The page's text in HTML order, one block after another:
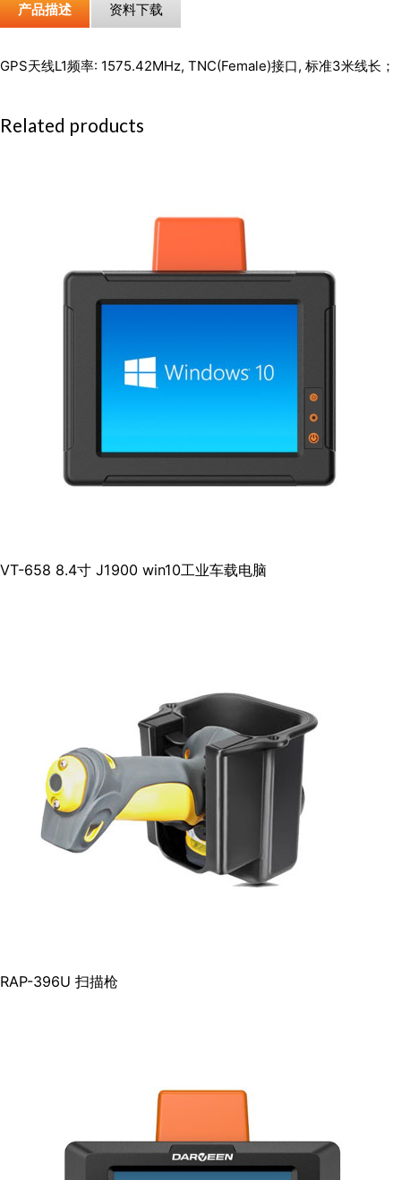
产品描述 资料下载
GPS天线L1频率: 1575.42MHz, TNC(Female)接口, 标准3米线长；
Related products
VT-658 8.4寸 J1900 win10工业车载电脑
RAP-396U 扫描枪